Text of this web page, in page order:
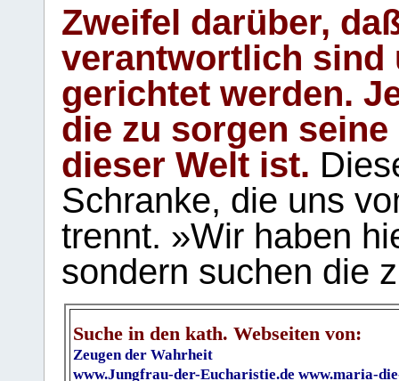
Zweifel darüber,
verantwortlich sind
gerichtet werden.
die zu sorgen
dieser Welt ist.
Schranke, die uns
trennt. »Wir haben
sondern suchen die
Suche in den kath. Webseiten von:
Zeugen der Wahrheit
www.Jungfrau-der-Eucharistie.de www.maria-